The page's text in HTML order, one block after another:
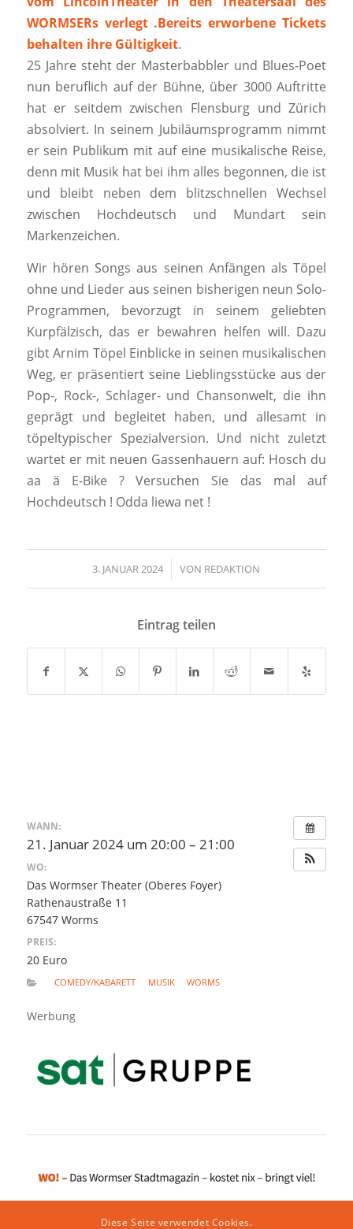
WORMSERs verlegt .Bereits erworbene Tickets
behalten ihre Gültigkeit.
25 Jahre steht der Masterbabbler und Blues-Poet
nun beruflich auf der Bühne, über 3000 Auftritte
hat er seitdem zwischen Flensburg und Zürich
absolviert. In seinem Jubiläumsprogramm nimmt
er sein Publikum mit auf eine musikalische Reise,
denn mit Musik hat bei ihm alles begonnen, die ist
und bleibt neben dem blitzschnellen Wechsel
zwischen Hochdeutsch und Mundart sein
Markenzeichen.
Wir hören Songs aus seinen Anfängen als Töpel
ohne und Lieder aus seinen bisherigen neun Solo-
Programmen, bevorzugt in seinem geliebten
Kurpfälzisch, das er bewahren helfen will. Dazu
gibt Arnim Töpel Einblicke in seinen musikalischen
Weg, er präsentiert seine Lieblingsstücke aus der
Pop-, Rock-, Schlager- und Chansonwelt, die ihn
geprägt und begleitet haben, und allesamt in
töpeltypischer Spezialversion. Und nicht zuletzt
wartet er mit neuen Gassenhauern auf: Hosch du
aa ä E-Bike ? Versuchen Sie das mal auf
Hochdeutsch ! Odda liewa net !
3. JANUAR 2024
/ VON REDAKTION
Eintrag teilen
WANN:
21. Januar 2024 um 20:00 – 21:00
WO:
Das Wormser Theater (Oberes Foyer)
Rathenaustraße 11
67547 Worms
PREIS:
20 Euro
COMEDY/KABARETT MUSIK WORMS
Werbung
Diese Seite verwendet Cookies.